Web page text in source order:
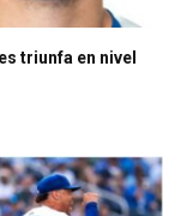
triunfa en nivel